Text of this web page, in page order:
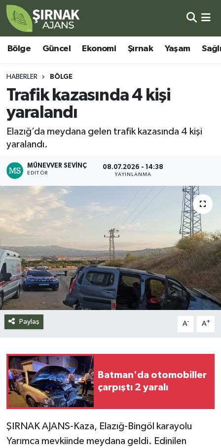
Bölge Güncel Ekonomi Şırnak Yaşam
HABERLER BÖLGE
Trafik kazasında 4 kişi
yaralandı
Elazığ’da meydana gelen trafik kazasında 4 kişi
yaralandı.
MÜNEVVER SEVINÇ
EDITÖR
08.07.2026 - 14:38
YAYINLANMA
Paylaş A- A+
Batman'da otomobiller
çarpıştı 2 yaralı
ŞIRNAK AJANS-Kaza, Elazığ-Bingöl karayolu
Yarımca mevkiinde meydana geldi. Edinilen
Bölge
Güncel
Ekonomi
Şırnak
Yaşam
Sağlık
Eğitim
Kültür - Sanat
Spor
Teknoloji
Yazarlar
Şırnak Nöbetçi Eczaneler
Şırnak Hava Durumu
Şirnak Namaz Vakitleri
Şırnak Trafik Yoğunluk Haritası
Süper Lig Puan Durumu ve Fikstür
Tüm Manşetler
Son Dakika Haberleri
Haber Arşivi